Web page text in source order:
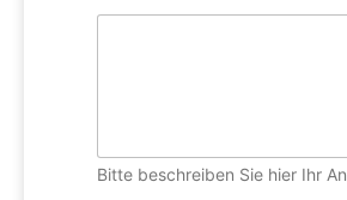
Bitte beschreiben Sie hier Ihr